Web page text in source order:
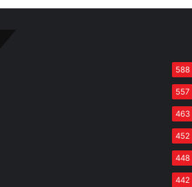
588
557
463
452
448
442